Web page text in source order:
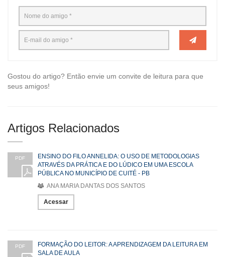
Gostou do artigo? Então envie um convite de leitura para que
seus amigos!
Artigos Relacionados
PDF
ENSINO DO FILO ANNELIDA: O USO DE METODOLOGIAS
ATRAVÉS DA PRÁTICA E DO LÚDICO EM UMA ESCOLA
PÚBLICA NO MUNICÍPIO DE CUITÉ - PB
ANA MARIA DANTAS DOS SANTOS
Acessar
PDF
FORMAÇÃO DO LEITOR: A APRENDIZAGEM DA LEITURA EM
SALA DE AULA